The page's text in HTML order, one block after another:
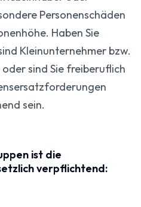
Personenschäden
Haben Sie
Klein­unternehmer bzw.
sind Sie freiberuflich
sein.
ist die
verpflichtend: